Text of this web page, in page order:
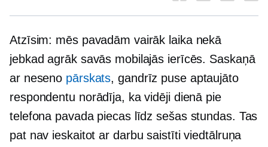
Atzīsim: mēs pavadām vairāk laika nekā
jebkad agrāk savās mobilajās ierīcēs. Saskaņā
ar neseno pārskats, gandrīz puse aptaujāto
respondentu norādīja, ka vidēji dienā pie
telefona pavada piecas līdz sešas stundas. Tas
pat nav ieskaitotar darbu saistītiviedtālruņa